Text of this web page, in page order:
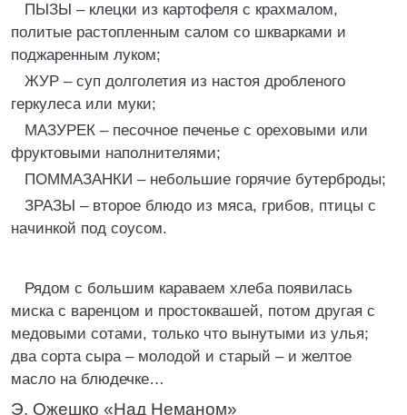
ПЫЗЫ – клецки из картофеля с крахмалом,
политые растопленным салом со шкварками и
поджаренным луком;
ЖУР – суп долголетия из настоя дробленого
геркулеса или муки;
МАЗУРЕК – песочное печенье с ореховыми или
фруктовыми наполнителями;
ПОММАЗАНКИ – небольшие горячие бутерброды;
ЗРАЗЫ – второе блюдо из мяса, грибов, птицы с
начинкой под соусом.
Рядом с большим караваем хлеба появилась
миска с варенцом и простоквашей, потом другая с
медовыми сотами, только что вынутыми из улья;
два сорта сыра – молодой и старый – и желтое
масло на блюдечке…
Э. Ожешко «Над Неманом»